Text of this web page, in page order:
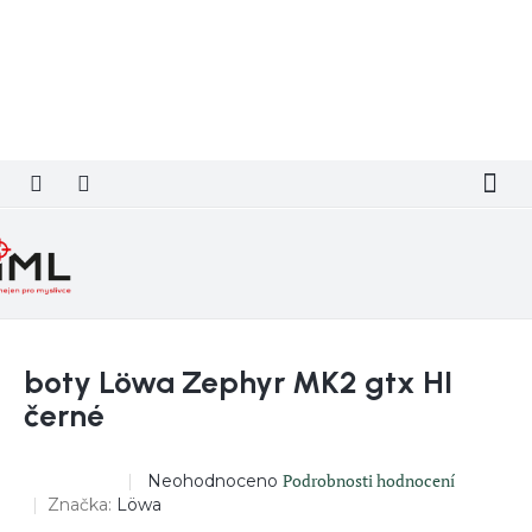
boty Löwa Zephyr MK2 gtx HI
černé
Průměrné
hodnocení
Neohodnoceno Podrobnosti hodnocení
Značka: Löwa